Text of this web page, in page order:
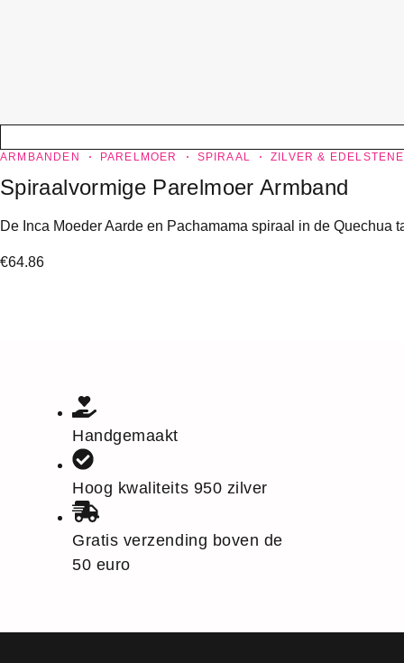
ARMBANDEN PARELMOER SPIRAAL ZILVER &
Spiraalvormige Parelmoer Armband
De Inca Moeder Aarde en Pachamama spiraal in de
€64.86
Handgemaakt
Hoog kwaliteits 950 zilver
Gratis verzending boven de
50 euro